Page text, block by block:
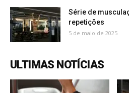
Série de
repetições
5 de maio de 2025
ULTIMAS NOTÍCIAS